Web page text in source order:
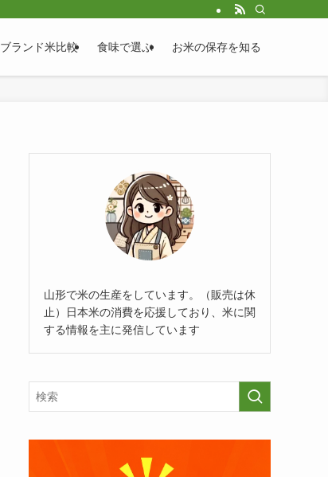
ブランド米比較 食味で選ぶ お米の保存を知る
山形で米の生産をしています。（販売は休
止）日本米の消費を応援しており、米に関
する情報を主に発信しています